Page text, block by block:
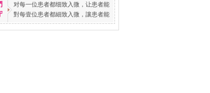
对每一位患者都细致入微，让患者能
對每壹位患者都細致入微，讓患者能